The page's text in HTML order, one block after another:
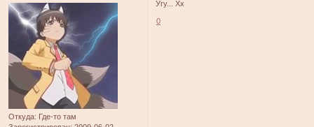
Откуда: Где-то там
Угу... Хх
0